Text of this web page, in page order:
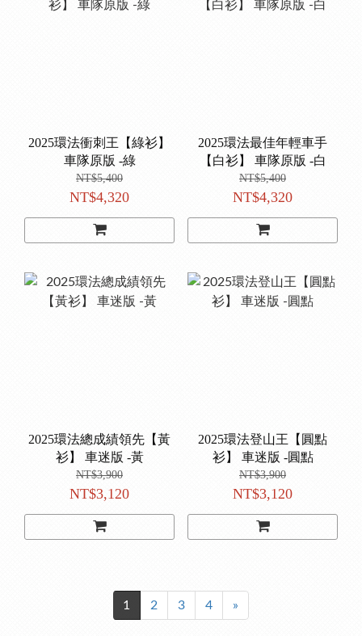
2025環法衝刺王【綠衫】
車隊原版 -綠
NT$5,400
NT$4,320
2025環法最佳年輕車手
【白衫】 車隊原版 -白
NT$5,400
NT$4,320
2025環法總成績領先【黃
衫】 車迷版 -黃
NT$3,900
NT$3,120
2025環法登山王【圓點
衫】 車迷版 -圓點
NT$3,900
NT$3,120
1 2 3 4 »